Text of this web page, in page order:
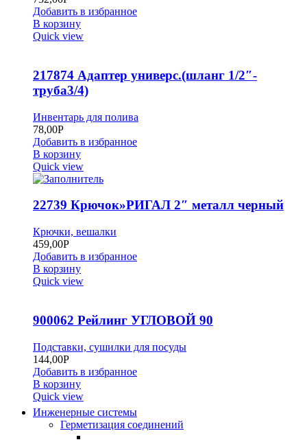
Добавить в избранное
В корзину
Quick view
217874 Адаптер универс.(шланг 1/2″-
труба3/4)
Инвентарь для полива
78,00Р
Добавить в избранное
В корзину
Quick view
22739 Крючок»РИГАЛ 2″ металл черный
Крючки, вешалки
459,00Р
Добавить в избранное
В корзину
Quick view
900062 Рейлинг УГЛОВОЙ 90
Подставки, сушилки для посуды
144,00Р
Добавить в избранное
В корзину
Quick view
Инженерные системы
Герметизация соединений